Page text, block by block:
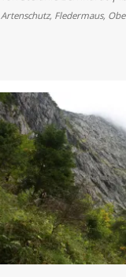
für
Artenschutz, Fledermaus,